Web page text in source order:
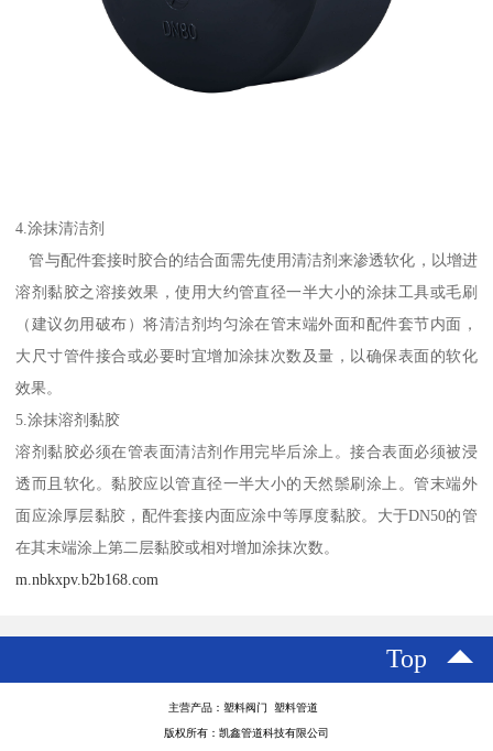
4.涂抹清洁剂
管与配件套接时胶合的结合面需先使用清洁剂来渗透软化，以增进
溶剂黏胶之溶接效果，使用大约管直径一半大小的涂抹工具或毛刷
（建议勿用破布）将清洁剂均匀涂在管末端外面和配件套节内面，
大尺寸管件接合或必要时宜增加涂抹次数及量，以确保表面的软化
效果。
5.涂抹溶剂黏胶
溶剂黏胶必须在管表面清洁剂作用完毕后涂上。接合表面必须被浸
透而且软化。黏胶应以管直径一半大小的天然鬃刷涂上。管末端外
面应涂厚层黏胶，配件套接内面应涂中等厚度黏胶。大于DN50的管
在其末端涂上第二层黏胶或相对增加涂抹次数。
m.nbkxpv.b2b168.com
Top
主营产品：塑料阀门 塑料管道
版权所有：凯鑫管道科技有限公司